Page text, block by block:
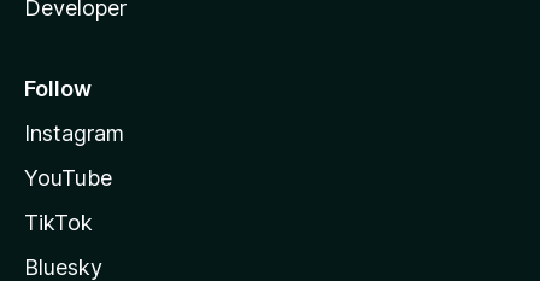
Developer
Follow
Instagram
YouTube
TikTok
Bluesky